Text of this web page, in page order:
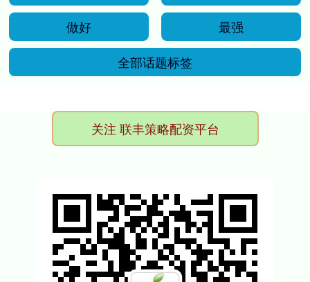
做好
最强
全部话题标签
关注 联丰策略配资平台